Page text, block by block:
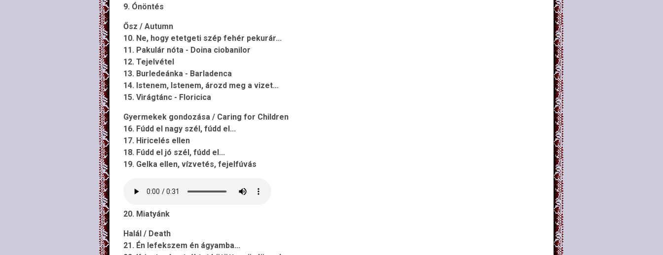
9. Ónöntés
Ősz / Autumn
10. Ne, hogy etetgeti szép fehér pekurár...
11. Pakulár nóta - Doina ciobanilor
12. Tejelvétel
13. Burledeánka - Barladenca
14. Istenem, Istenem, ározd meg a vizet...
15. Virágtánc - Floricica
Gyermekek gondozása / Caring for Children
16. Fúdd el nagy szél, fúdd el...
17. Hiricelés ellen
18. Fúdd el jó szél, fúdd el...
19. Gelka ellen, vízvetés, fejelfúvás
20. Miatyánk
Halál / Death
21. Én lefekszem én ágyamba...